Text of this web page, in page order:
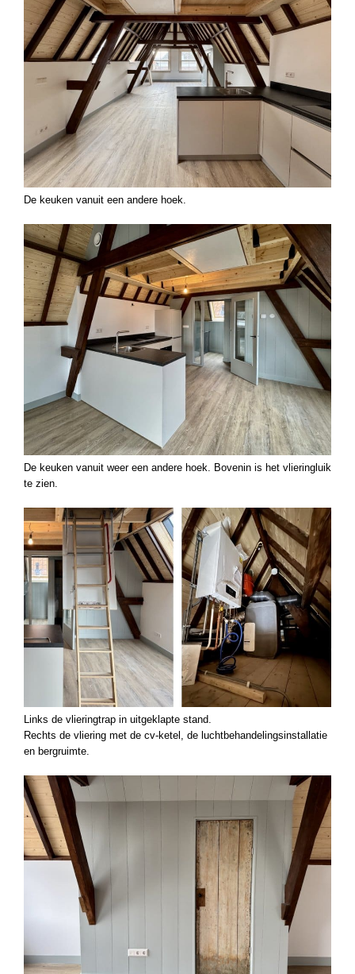
De keuken vanuit een andere hoek.
De keuken vanuit weer een andere hoek. Bovenin is het vlieringluik
te zien.
Links de vlieringtrap in uitgeklapte stand.
Rechts de vliering met de cv-ketel, de luchtbehandelingsinstallatie
en bergruimte.